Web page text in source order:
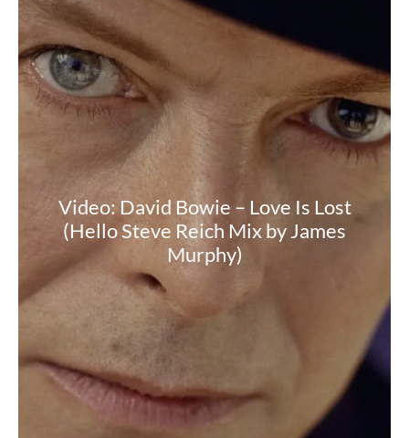
Video: David Bowie – Love Is Lost
(Hello Steve Reich Mix by James
Murphy)